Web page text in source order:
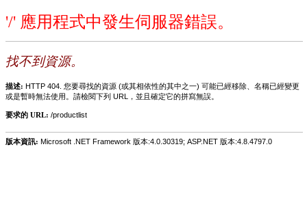
'/' 應用程式中發生伺服器錯誤。
找不到資源。
描述: HTTP 404. 您要尋找的資源 (或其相依性的其中之一) 可能已經移除、名稱已經變更
或是暫時無法使用。請檢閱下列 URL，並且確定它的拼寫無誤。
要求的 URL: /productlist
版本資訊: Microsoft .NET Framework 版本:4.0.30319; ASP.NET 版本:4.8.4797.0